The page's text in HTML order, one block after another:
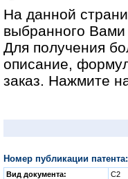
На данной
выбранного Вами
Для получения
описание,
заказ. Нажмите
Номер публикации
Вид документа:
C2